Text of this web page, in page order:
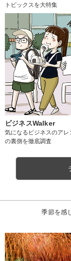
トピックスを大特集
ビジネスWalker
気になるビジネスのアレ
の裏側を徹底調査
季節を感